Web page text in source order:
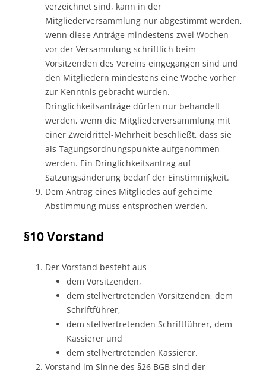
verzeichnet sind, kann in der
Mitgliederversammlung nur abgestimmt werden,
wenn diese Anträge mindestens zwei Wochen
vor der Versammlung schriftlich beim
Vorsitzenden des Vereins eingegangen sind und
den Mitgliedern mindestens eine Woche vorher
zur Kenntnis gebracht wurden.
Dringlichkeitsanträge dürfen nur behandelt
werden, wenn die Mitgliederversammlung mit
einer Zweidrittel-Mehrheit beschließt, dass sie
als Tagungsordnungspunkte aufgenommen
werden. Ein Dringlichkeitsantrag auf
Satzungsänderung bedarf der Einstimmigkeit.
Dem Antrag eines Mitgliedes auf geheime
Abstimmung muss entsprochen werden.
§10 Vorstand
Der Vorstand besteht aus
dem Vorsitzenden,
dem stellvertretenden Vorsitzenden, dem
Schriftführer,
dem stellvertretenden Schriftführer, dem
Kassierer und
dem stellvertretenden Kassierer.
Vorstand im Sinne des §26 BGB sind der